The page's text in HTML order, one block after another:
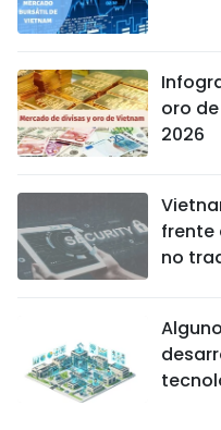
oro
2026
frente
no